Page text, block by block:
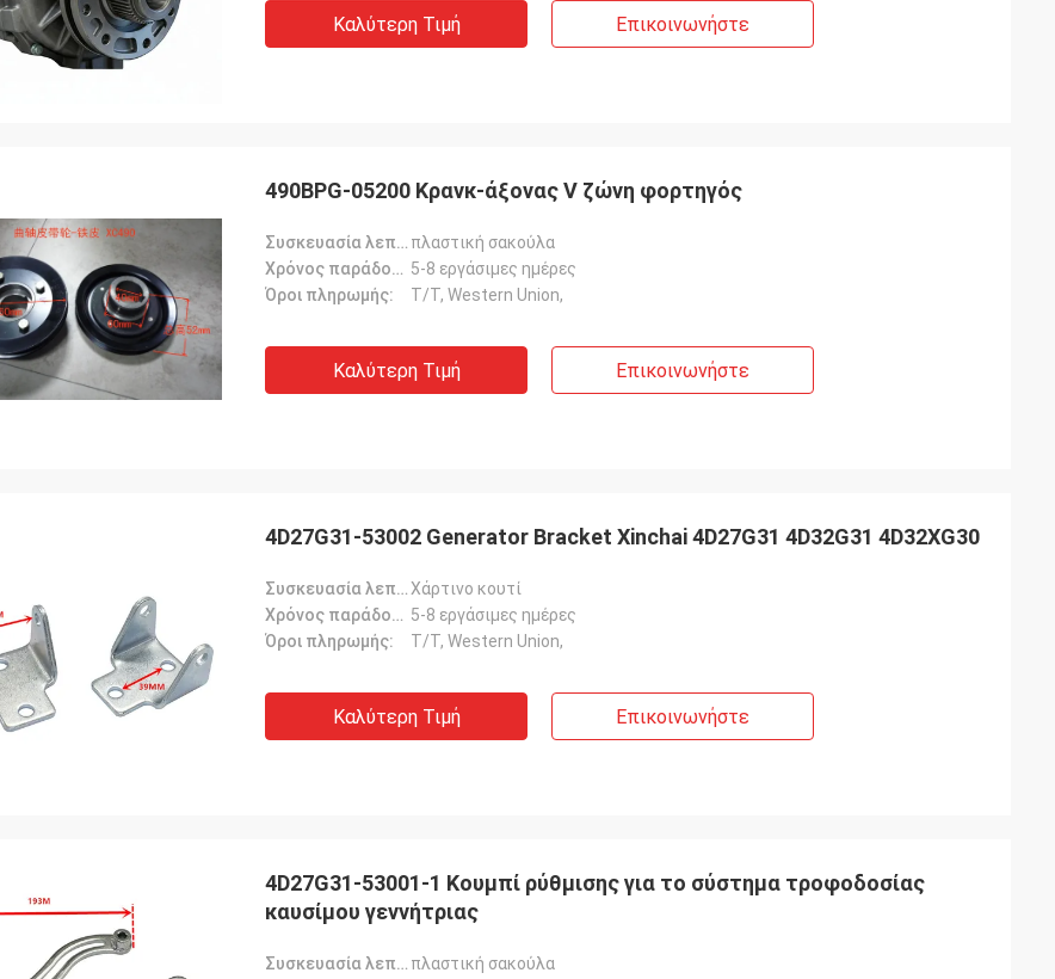
Καλύτερη Τιμή Επικοινωνήστε
490BPG-05200 Κρανκ-άξονας V ζώνη φορτηγός
Συσκευασία λεπτομέρειες: πλαστική σακούλα
Χρόνος παράδοσης: 5-8 εργάσιμες ημέρες
Όροι πληρωμής:
Τ/Τ, Western Union,
Καλύτερη Τιμή Επικοινωνήστε
4D27G31-53002 Generator Bracket Xinchai 4D27G31 4D32G31 4D32XG30
Συσκευασία λεπτομέρειες:Χάρτινο κουτί
Χρόνος παράδοσης: 5-8 εργάσιμες ημέρες
Όροι πληρωμής:
Τ/Τ, Western Union,
Καλύτερη Τιμή Επικοινωνήστε
4D27G31-53001-1 Κουμπί ρύθμισης για το σύστημα τροφοδοσίας
καυσίμου γεννήτριας
Συσκευασία λεπτομέρειες: πλαστική σακούλα